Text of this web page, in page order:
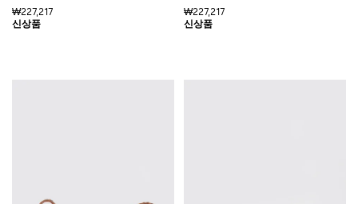
₩227,217 ₩227,217